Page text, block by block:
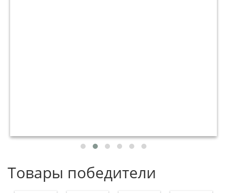
Товары победители